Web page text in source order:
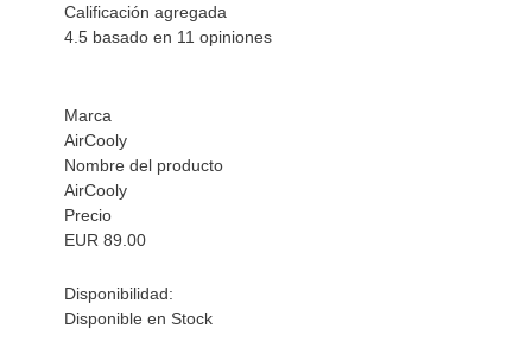
Calificación agregada
4.5 basado en 11 opiniones
Marca
AirCooly
Nombre del producto
AirCooly
Precio
EUR 89.00
Disponibilidad:
Disponible en Stock